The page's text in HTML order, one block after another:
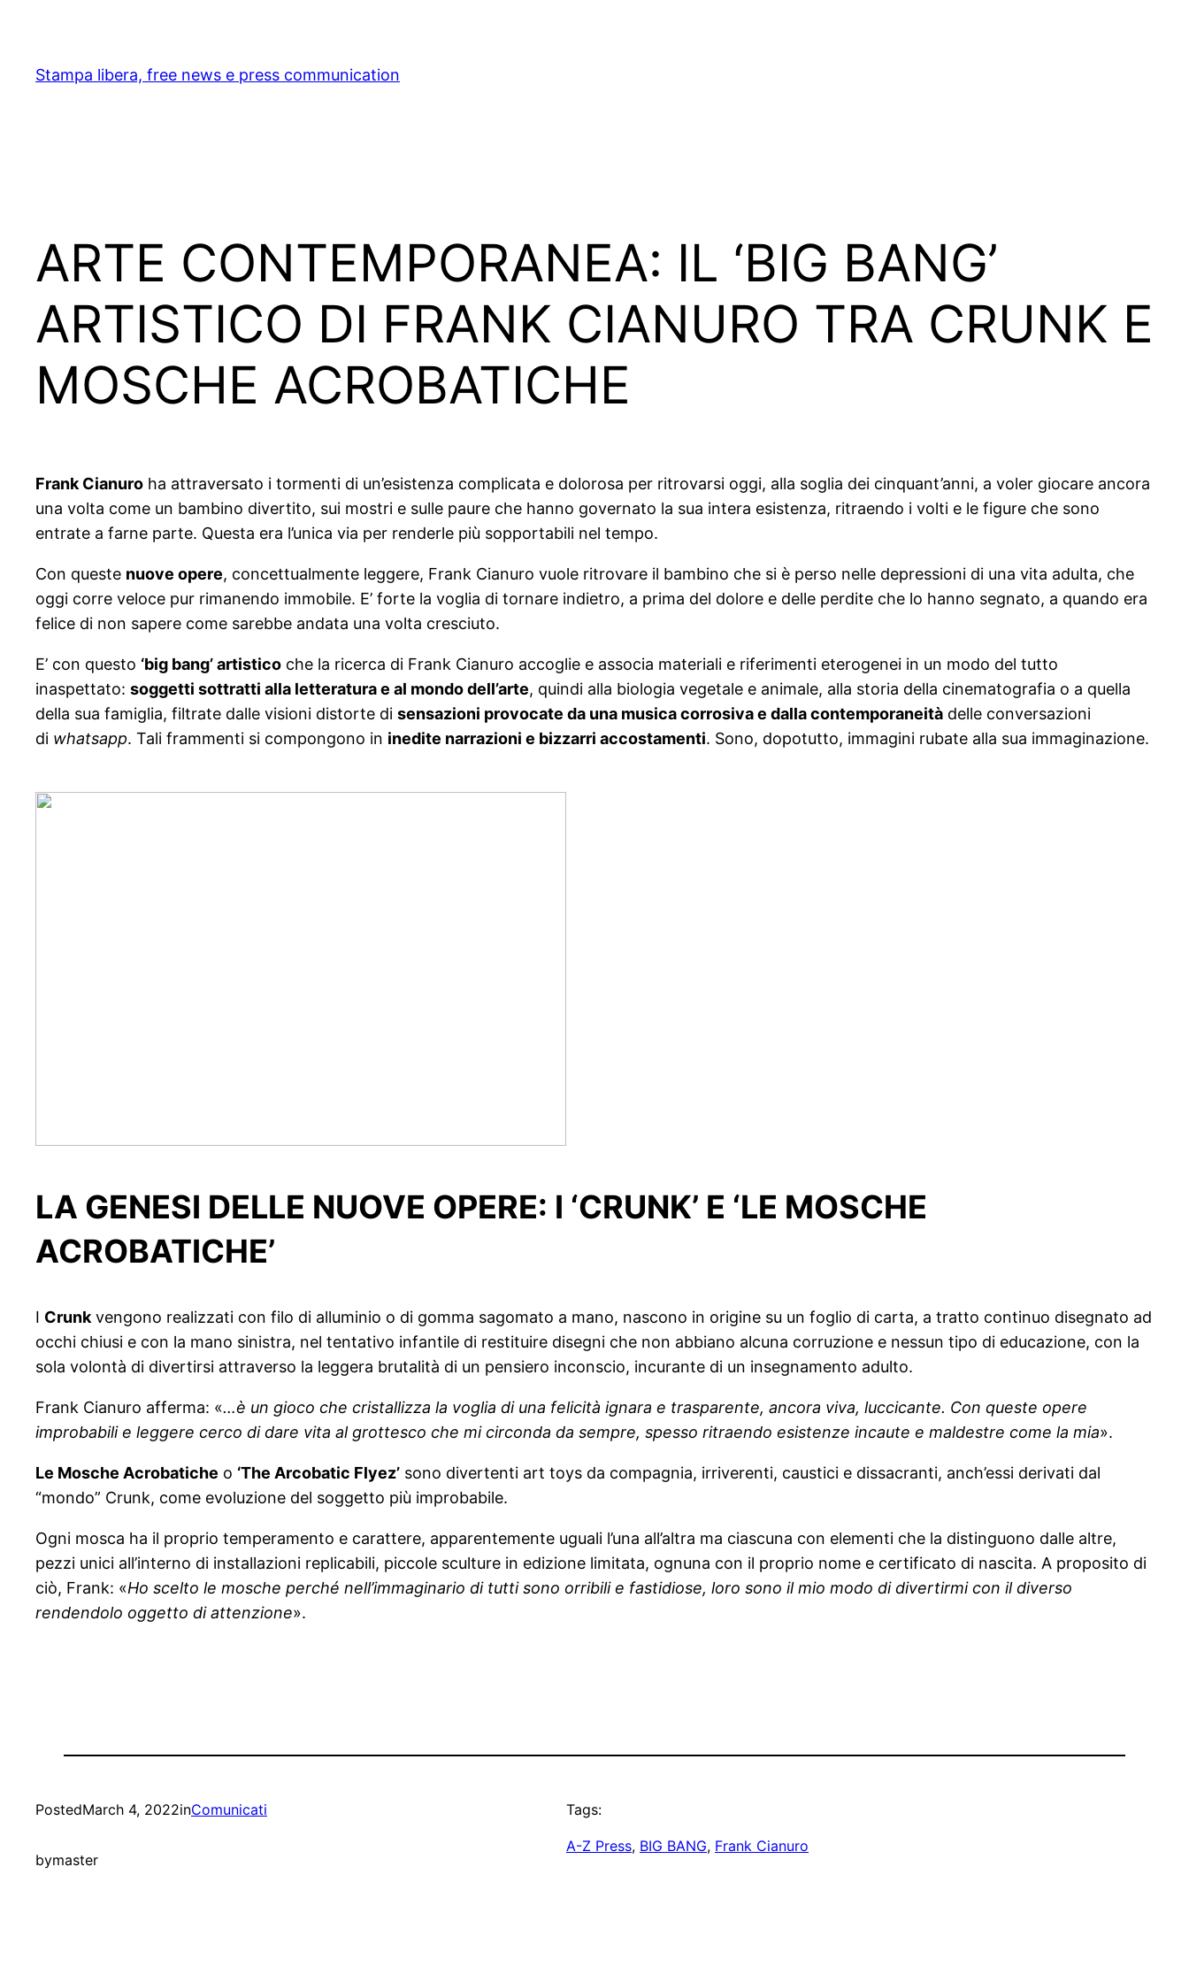
content
Stampa libera, free news e press communication
ARTE CONTEMPORANEA: IL ‘BIG BANG’
ARTISTICO DI FRANK CIANURO TRA CRUNK E
MOSCHE ACROBATICHE
Frank Cianuro ha attraversato i tormenti di un’esistenza complicata e dolorosa per ritrovarsi oggi, alla soglia dei cinquant’anni, a voler giocare ancora
una volta come un bambino divertito, sui mostri e sulle paure che hanno governato la sua intera esistenza, ritraendo i volti e le figure che sono
entrate a farne parte. Questa era l’unica via per renderle più sopportabili nel tempo.
Con queste nuove opere, concettualmente leggere, Frank Cianuro vuole ritrovare il bambino che si è perso nelle depressioni di una vita adulta, che
oggi corre veloce pur rimanendo immobile. E’ forte la voglia di tornare indietro, a prima del dolore e delle perdite che lo hanno segnato, a quando era
felice di non sapere come sarebbe andata una volta cresciuto.
E’ con questo ‘big bang’ artistico che la ricerca di Frank Cianuro accoglie e associa materiali e riferimenti eterogenei in un modo del tutto
inaspettato: soggetti sottratti alla letteratura e al mondo dell’arte, quindi alla biologia vegetale e animale, alla storia della cinematografia o a quella
della sua famiglia, filtrate dalle visioni distorte di sensazioni provocate da una musica corrosiva e dalla contemporaneità delle conversazioni
di whatsapp. Tali frammenti si compongono in inedite narrazioni e bizzarri accostamenti. Sono, dopotutto, immagini rubate alla sua immaginazione.
LA GENESI DELLE NUOVE OPERE: I ‘CRUNK’ E ‘LE MOSCHE
ACROBATICHE’
I Crunkvengono realizzati con filo di alluminio o di gomma sagomato a mano, nascono in origine su un foglio di carta, a tratto continuo disegnato ad
occhi chiusi e con la mano sinistra, nel tentativo infantile di restituire disegni che non abbiano alcuna corruzione e nessun tipo di educazione, con la
sola volontà di divertirsi attraverso la leggera brutalità di un pensiero inconscio, incurante di un insegnamento adulto.
Frank Cianuro afferma: «…è un gioco che cristallizza la voglia di una felicità ignara e trasparente, ancora viva, luccicante. Con queste opere
improbabili e leggere cerco di dare vita al grottesco che mi circonda da sempre, spesso ritraendo esistenze incaute e maldestre come la mia».
Le Mosche Acrobatiche o ‘The Arcobatic Flyez’ sono divertenti art toys da compagnia, irriverenti, caustici e dissacranti, anch’essi derivati dal
“mondo” Crunk, come evoluzione del soggetto più improbabile.
Ogni mosca ha il proprio temperamento e carattere, apparentemente uguali l’una all’altra ma ciascuna con elementi che la distinguono dalle altre,
pezzi unici all’interno di installazioni replicabili, piccole sculture in edizione limitata, ognuna con il proprio nome e certificato di nascita. A proposito di
ciò, Frank: «Ho scelto le mosche perché nell’immaginario di tutti sono orribili e fastidiose, loro sono il mio modo di divertirmi con il diverso
rendendolo oggetto di attenzione».
PostedMarch 4, 2022inComunicati
bymaster
Tags:
A-Z Press, BIG BANG, Frank Cianuro